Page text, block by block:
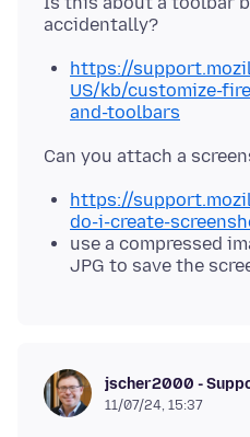
https://
US/kb/customize-
and-toolbars
https://
do-i-create-
use a compressed
JPG to save the
jscher2000 -
11/07/24, 15:37